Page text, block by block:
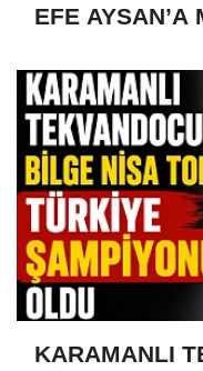
EFE AYSAN’A
KARAMANLI